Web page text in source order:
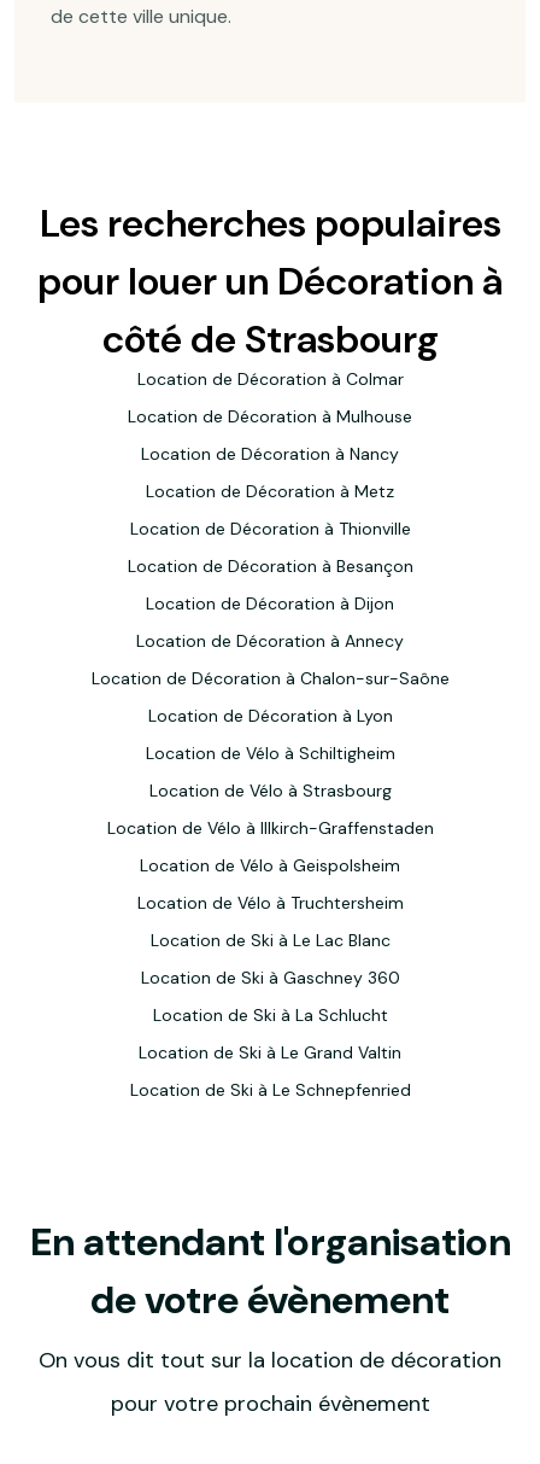
de cette ville unique.
Les recherches populaires
pour louer un Décoration à
côté de Strasbourg
Location de Décoration à Colmar
Location de Décoration à Mulhouse
Location de Décoration à Nancy
Location de Décoration à Metz
Location de Décoration à Thionville
Location de Décoration à Besançon
Location de Décoration à Dijon
Location de Décoration à Annecy
Location de Décoration à Chalon-sur-Saône
Location de Décoration à Lyon
Location de Vélo à Schiltigheim
Location de Vélo à Strasbourg
Location de Vélo à Illkirch-Graffenstaden
Location de Vélo à Geispolsheim
Location de Vélo à Truchtersheim
Location de Ski à Le Lac Blanc
Location de Ski à Gaschney 360
Location de Ski à La Schlucht
Location de Ski à Le Grand Valtin
Location de Ski à Le Schnepfenried
En attendant l'organisation
de votre évènement
On vous dit tout sur la location de décoration
pour votre prochain évènement